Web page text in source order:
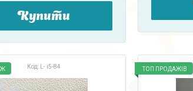
Купити
L- i5-84 ТОП ПРОДАЖІВ